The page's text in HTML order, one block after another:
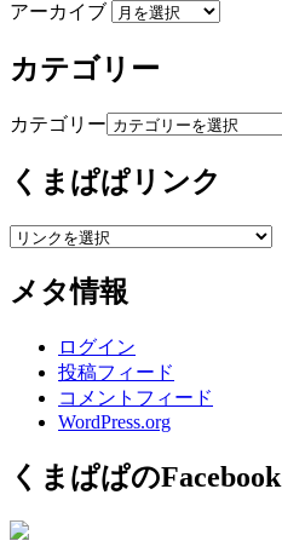
アーカイブ
カテゴリー
カテゴリー
くまぱぱリンク
メタ情報
ログイン
投稿フィード
コメントフィード
WordPress.org
くまぱぱのFacebook